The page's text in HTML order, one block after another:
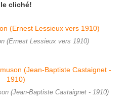
cliché!
(Ernest Lessieux vers 1910)
(Jean-Baptiste Castaignet - 1910)